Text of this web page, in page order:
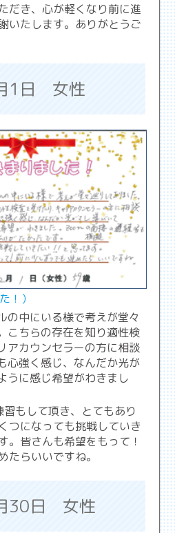
だき、心が軽くなり前に進
いたします。ありがとうご
1日 女性
！）
の中にいる様で考えが堂々
こちらの存在を知り適性検
アカウンセラーの方に相談
心強く感じ、なんだか光が
うに感じ希望がわきまし
もして頂き、とてもあり
つになっても挑戦していき
。皆さんも希望をもって！
たらいいですね。
30日 女性